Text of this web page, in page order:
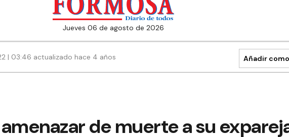
jueves 06 de agosto de 2026
| 03:46 actualizado hace 4 años Añadir
de muerte a su